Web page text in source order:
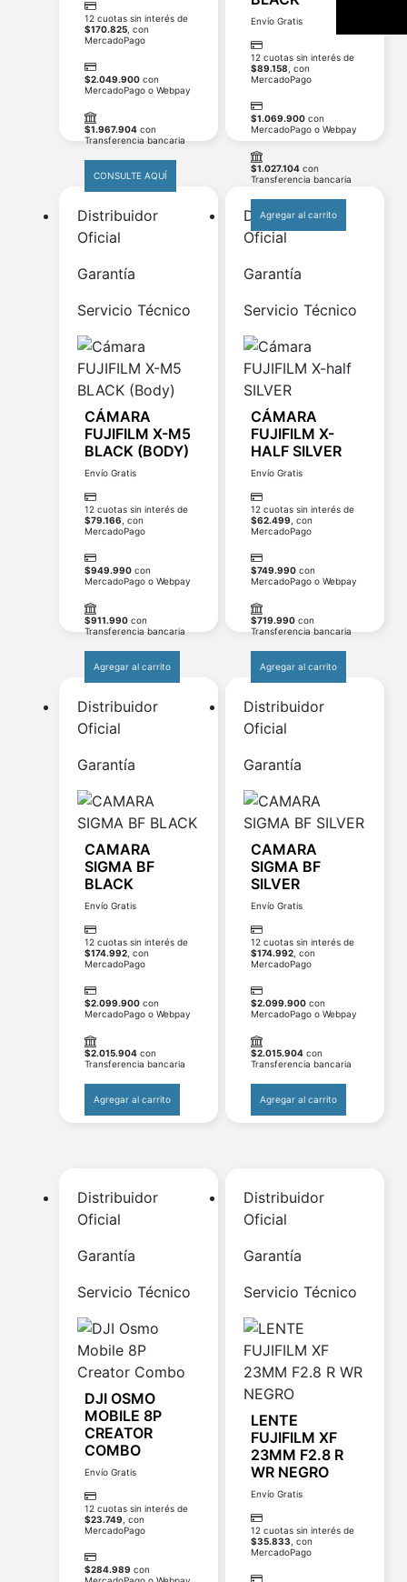
12 cuotas sin interés de
$170.825 , con
MercadoPago
$2.049.900 con
MercadoPago o Webpay
$1.967.904 con
Transferencia bancaria
CONSULTE AQUÍ
Envío Gratis
12 cuotas sin interés de
$89.158 , con
MercadoPago
$1.069.900 con
MercadoPago o Webpay
$1.027.104 con
Transferencia bancaria
Agregar al carrito
Distribuidor
Oficial
Garantía
Servicio Técnico
CÁMARA
FUJIFILM X-M5
BLACK (BODY)
Envío Gratis
12 cuotas sin interés de
$79.166 , con
MercadoPago
$949.990 con
MercadoPago o Webpay
$911.990 con
Transferencia bancaria
Agregar al carrito
Distribuidor
Oficial
Garantía
Servicio Técnico
CÁMARA
FUJIFILM X-
HALF SILVER
Envío Gratis
12 cuotas sin interés de
$62.499 , con
MercadoPago
$749.990 con
MercadoPago o Webpay
$719.990 con
Transferencia bancaria
Agregar al carrito
Distribuidor
Oficial
Garantía
CAMARA
SIGMA BF
BLACK
Envío Gratis
12 cuotas sin interés de
$174.992 , con
MercadoPago
$2.099.900 con
MercadoPago o Webpay
$2.015.904 con
Transferencia bancaria
Agregar al carrito
Distribuidor
Oficial
Garantía
CAMARA
SIGMA BF
SILVER
Envío Gratis
12 cuotas sin interés de
$174.992 , con
MercadoPago
$2.099.900 con
MercadoPago o Webpay
$2.015.904 con
Transferencia bancaria
Agregar al carrito
Distribuidor
Oficial
Garantía
Servicio Técnico
DJI OSMO
MOBILE 8P
CREATOR
COMBO
Envío Gratis
12 cuotas sin interés de
$23.749 , con
MercadoPago
$284.989 con
Distribuidor
Oficial
Garantía
Servicio Técnico
LENTE
FUJIFILM XF
23MM F2.8 R
WR NEGRO
Envío Gratis
12 cuotas sin interés de
$35.833 , con
MercadoPago